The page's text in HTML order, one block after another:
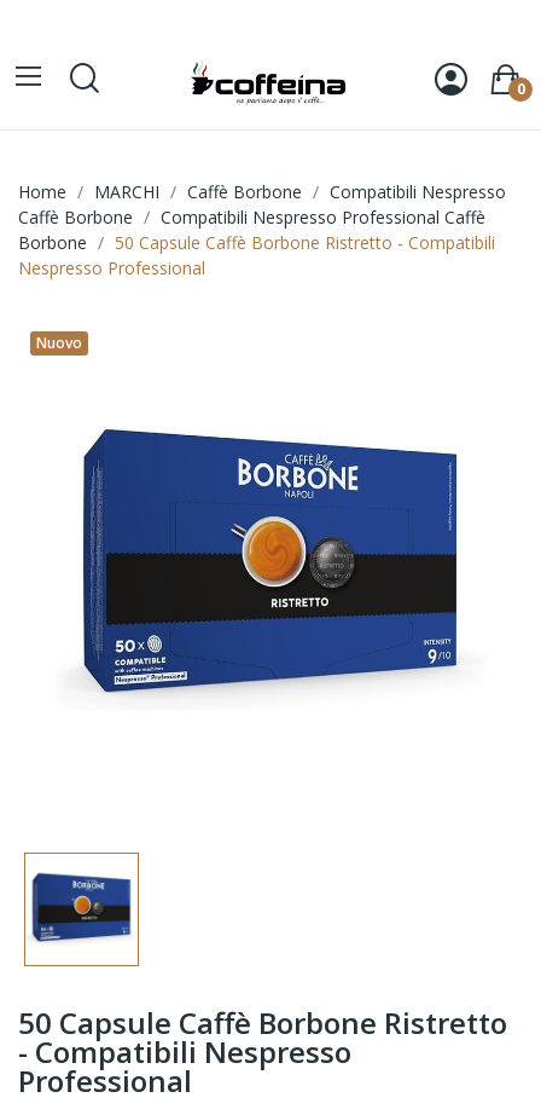
0
Home MARCHI Caffè Borbone
Compatibili Nespresso
Caffè Borbone
Compatibili Nespresso Professional Caffè
Borbone
50 Capsule Caffè Borbone Ristretto - Compatibili
Nespresso Professional
Nuovo
50 Capsule Caffè Borbone Ristretto
- Compatibili Nespresso
Professional